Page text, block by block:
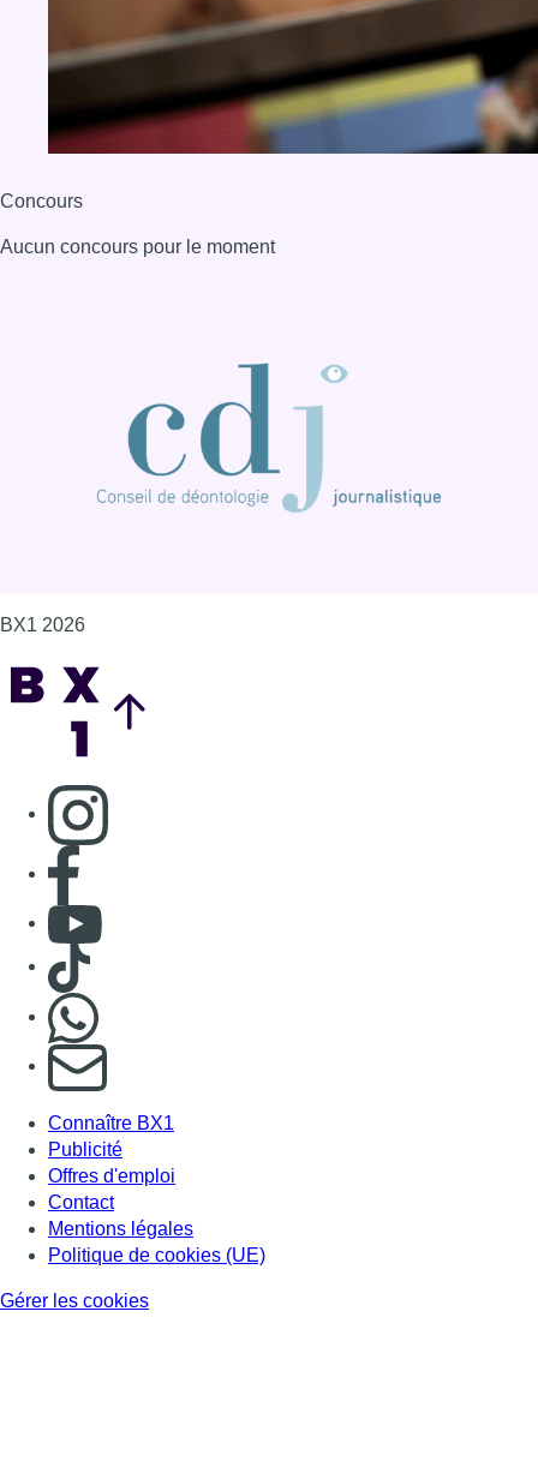
Consulter page Instagram
S'abonner à notre newsletter
Connaître BX1
Publicité
Offres d'emploi
Contact
Mentions légales
Politique de cookies (UE)
Gérer les cookies